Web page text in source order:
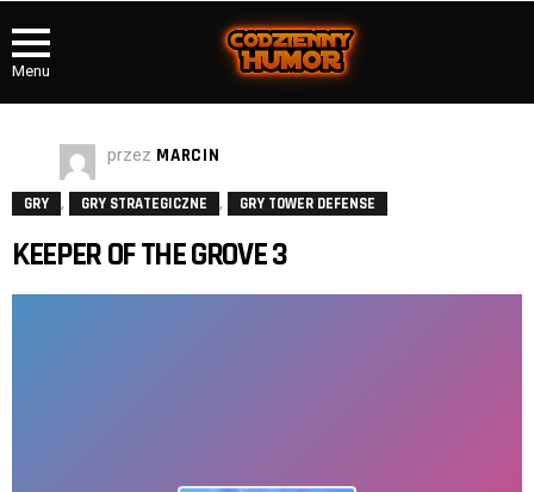
Menu
przez MARCIN
GRY , GRY STRATEGICZNE , GRY TOWER DEFENSE
KEEPER OF THE GROVE 3